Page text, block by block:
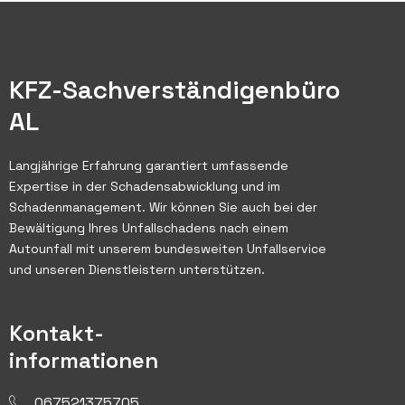
KFZ-Sachverständigenbüro
AL
Langjährige Erfahrung garantiert umfassende
Expertise in der Schadensabwicklung und im
Schadenmanagement. Wir können Sie auch bei der
Bewältigung Ihres Unfallschadens nach einem
Autounfall mit unserem bundesweiten Unfallservice
und unseren Dienstleistern unterstützen.
Kontakt-
informationen